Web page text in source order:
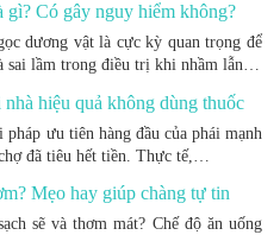
Có gây nguy hiểm không?
dương vật là cực kỳ quan trọng để
sai lầm trong điều trị khi nhầm lẫn…
hiệu quả không dùng thuốc
ưu tiên hàng đầu của phái mạnh
đã tiêu hết tiền. Thực tế,…
Mẹo hay giúp chàng tự tin
sẽ và thơm mát? Chế độ ăn uống